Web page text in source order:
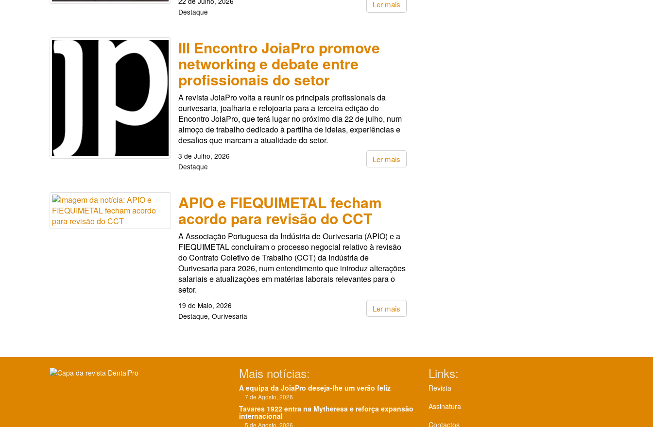
Ler mais
Destaque
III Encontro JoiaPro promove
networking e debate entre
profissionais do setor
A revista JoiaPro volta a reunir os principais profissionais da
ourivesaria, joalharia e relojoaria para a terceira edição do
Encontro JoiaPro, que terá lugar no próximo dia 22 de julho, num
almoço de trabalho dedicado à partilha de ideias, experiências e
desafios que marcam a atualidade do setor.
Ler mais
3 de Julho, 2026
Destaque
APIO e FIEQUIMETAL fecham
acordo para revisão do CCT
A Associação Portuguesa da Indústria de Ourivesaria (APIO) e a
FIEQUIMETAL concluíram o processo negocial relativo à revisão
do Contrato Coletivo de Trabalho (CCT) da Indústria de
Ourivesaria para 2026, num entendimento que introduz alterações
salariais e atualizações em matérias laborais relevantes para o
setor.
Ler mais
19 de Maio, 2026
Destaque Ourivesaria
Mais notícias:
A equipa da JoiaPro deseja-lhe um verão feliz
7 de Agosto, 2026
Tavares 1922 entra na Mytheresa e reforça expansão
internacional
5 de Agosto, 2026
Links:
Revista
Assinatura
Contactos